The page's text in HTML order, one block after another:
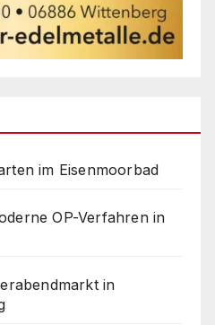
im Eisenmoorbad
OP-Verfahren in
in